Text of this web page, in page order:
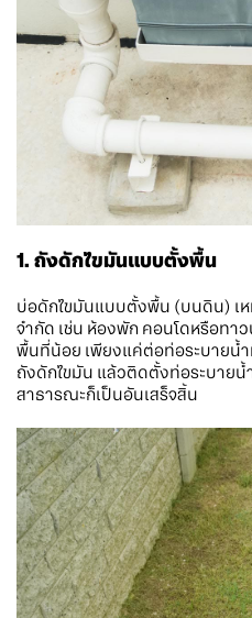
1. ถังดักไขมันแบบตั้งพื้น
บ่อดักไขมันแบบตั้งพื้น (บนดิน) เ
จำกัด เช่น ห้องพัก คอนโดหรือทา
พื้นที่น้อย เพียงแค่ต่อท่อระบายน้
ถังดักไขมัน แล้วติดตั้งท่อระบาย
สาธารณะก็เป็นอันเสร็จสิ้น